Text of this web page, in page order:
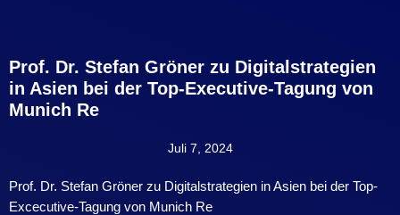
Prof. Dr. Stefan Gröner zu Digitalstrategien
in Asien bei der Top-Executive-Tagung von
Munich Re
Juli 7, 2024
Prof. Dr. Stefan Gröner zu Digitalstrategien in Asien bei der Top-
Excecutive-Tagung von Munich Re